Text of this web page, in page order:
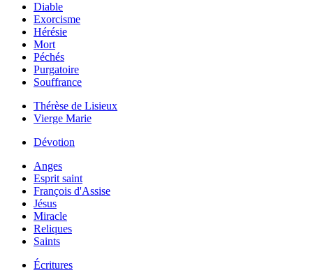
Diable
Exorcisme
Hérésie
Mort
Péchés
Purgatoire
Souffrance
Thérèse de Lisieux
Vierge Marie
Dévotion
Anges
Esprit saint
François d'Assise
Jésus
Miracle
Reliques
Saints
Écritures